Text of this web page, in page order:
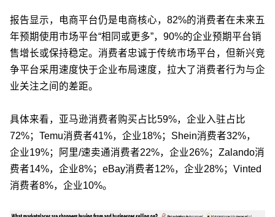
报告显示，电商平台仍是电商核心，82%的消费者在未来五
年预期使用市场平台“相同或更多”，90%的企业预期平台销
售增长或保持稳定。消费者忠诚于传统市场平台，但新兴竞
争平台采用速度快于企业布局速度，拉大了消费者行为与企
业关注之间的差距。
具体来看，亚马逊消费者购买占比59%，企业入驻占比
72%；Temu消费者41%，企业18%；Shein消费者32%，
企业19%；阿里/速卖通消费者22%，企业26%；Zalando消
费者14%，企业8%；eBay消费者12%，企业28%；Vinted
消费者8%，企业10%。